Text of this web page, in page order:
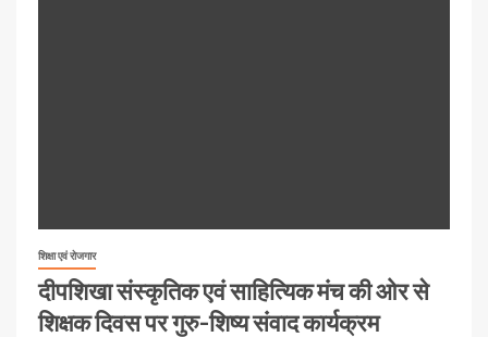
शिक्षा एवं रोजगार
दीपशिखा संस्कृतिक एवं साहित्यिक मंच की ओर से
शिक्षक दिवस पर गुरु-शिष्य संवाद कार्यक्रम